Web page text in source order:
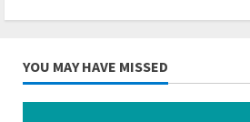
YOU MAY HAVE MISSED